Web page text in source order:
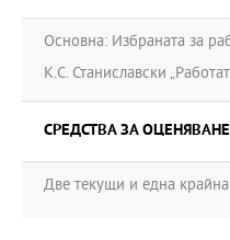
Основна: Избраната за
К.С. Станиславски
СРЕДСТВА ЗА
Две текущи и една